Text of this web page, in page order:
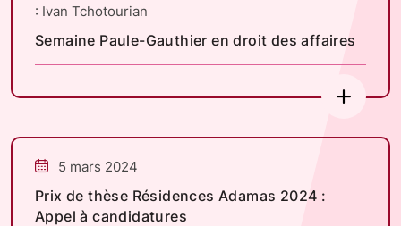
: Ivan Tchotourian
Semaine Paule-Gauthier en droit des affaires
5 mars 2024
Prix de thèse Résidences Adamas 2024 :
Appel à candidatures